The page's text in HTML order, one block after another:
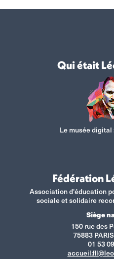
Qui était
Le musée digital
Fédération
Association d'éducation
sociale et solidaire
Siège
150 rue des
75883
01 53